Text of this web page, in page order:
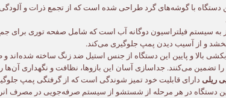
با گوشه‌های گرد طراحی شده است که از تجمع ذرات و
به سیستم فیلتراسیون دوگانه آب است که شامل صفحه توری برای
و از آسیب دیدن پمپ جلوگیری می‌کند.
بالا و پایین این دستگاه از جنس استیل ضد زنگ ساخته شده‌اند
می‌کنند. جداسازی آسان این بازوها، نظافت و نگهداری آن‌ها
ریلی دارای قابلیت خود تمیز شوندگی است که از گرفتگی پمپ
دستگاه در هر مرحله از شستشو از سیستم صرفه‌جویی در مصرف